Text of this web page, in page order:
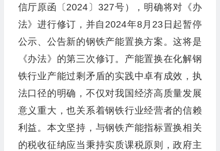
信厅原函〔2024〕327号），明确将对《办
法》进行修订，并自2024年8月23日起暂停
公示、公告新的钢铁产能置换方案。这将是
《办法》的第三次修订。产能置换在化解钢
铁行业产能过剩矛盾的实践中卓有成效，执
法口径的明确，不仅对我国经济高质量发展
意义重大，也关系着钢铁行业经营者的信赖
利益。本文坚持，与钢铁产能指标置换相关
的税收征纳应当秉持实质课税原则，政府主